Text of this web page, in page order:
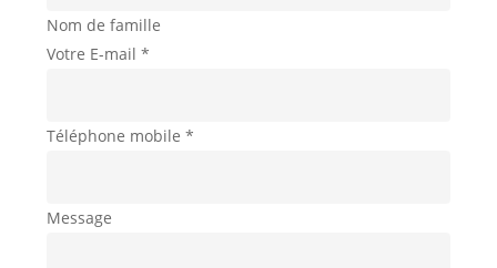
Nom de famille
Votre E-mail*
Téléphone mobile*
Message